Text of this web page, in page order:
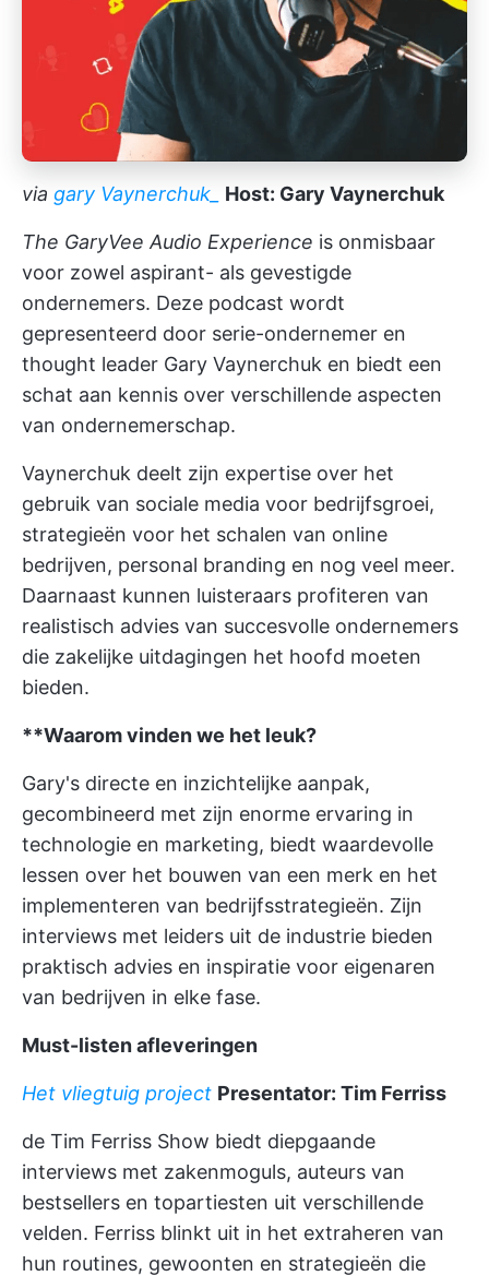
via gary Vaynerchuk_ Host: Gary Vaynerchuk
The GaryVee Audio Experience is onmisbaar
voor zowel aspirant- als gevestigde
ondernemers. Deze podcast wordt
gepresenteerd door serie-ondernemer en
thought leader Gary Vaynerchuk en biedt een
schat aan kennis over verschillende aspecten
van ondernemerschap.
Vaynerchuk deelt zijn expertise over het
gebruik van sociale media voor bedrijfsgroei,
strategieën voor het schalen van online
bedrijven, personal branding en nog veel meer.
Daarnaast kunnen luisteraars profiteren van
realistisch advies van succesvolle ondernemers
die zakelijke uitdagingen het hoofd moeten
bieden.
**Waarom vinden we het leuk?
Gary's directe en inzichtelijke aanpak,
gecombineerd met zijn enorme ervaring in
technologie en marketing, biedt waardevolle
lessen over het bouwen van een merk en het
implementeren van bedrijfsstrategieën. Zijn
interviews met leiders uit de industrie bieden
praktisch advies en inspiratie voor eigenaren
van bedrijven in elke fase.
Must-listen afleveringen
Het vliegtuig project Presentator: Tim Ferriss
de Tim Ferriss Show biedt diepgaande
interviews met zakenmoguls, auteurs van
bestsellers en topartiesten uit verschillende
velden. Ferriss blinkt uit in het extraheren van
hun routines, gewoonten en strategieën die